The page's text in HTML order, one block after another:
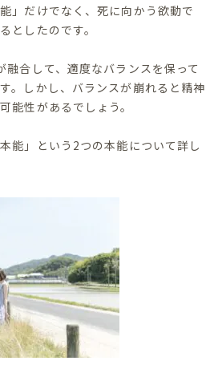
」だけでなく、死に向かう欲動で
としたのです。
融合して、適度なバランスを保って
。しかし、バランスが崩れると精神
能性があるでしょう。
能」という2つの本能について詳し